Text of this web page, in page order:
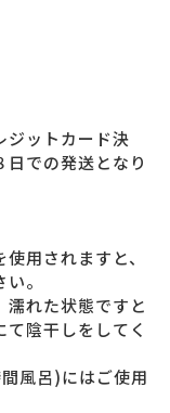
ットカード決
での発送となり
用されますと、
。
れた状態ですと
陰干しをしてく
風呂)にはご使用